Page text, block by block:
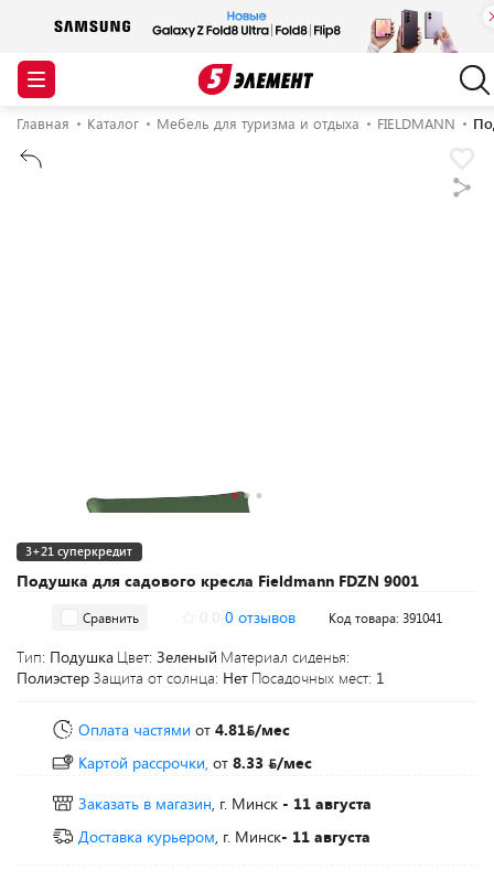
Главная Каталог Мебель для туризма и отдыха FIELDMANN
Подушка для садового кресла Fieldmann FDZN 9001
3+21 суперкредит
Сравнить 0 отзывов Код товара: 391041
Тип: Подушка Цвет: Зеленый Материал сиденья:
Полиэстер Защита от солнца: Нет Посадочных мест: 1
Оплата частями от 4.81 /мес
Картой рассрочки, от 8.33
/мес
Заказать в магазин, г. Минск - 11 августа
Доставка курьером, г. Минск- 11 августа